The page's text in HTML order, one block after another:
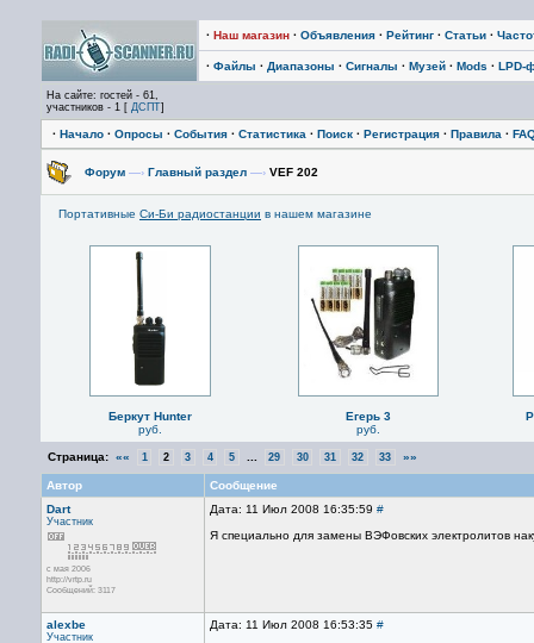
· Наш магазин · Объявления · Рейтинг · Статьи ·
· Файлы · Диапазоны · Сигналы · Музей · Mods · LPD-
На сайте: гостей - 61,
участников - 1 [ ДСПТ]
· Начало · Опросы · События · Статистика · Поиск · Регистрация · Правила ·
Форум —› Главный раздел —› VEF 202
Портативные Си-Би радиостанции в нашем магазине
Беркут Hunter
руб.
Егерь 3
руб.
Страница: «« 1 2 3 4 5 29 30 31 32 33 »»
Автор
Сообщение
Dart
Участник
с мая 2006
http://vrtp.ru
Сообщений: 3117
Дата: 11 Июл 2008 16:35:59 #
Я специально для замены ВЭФовских электролитов
alexbe
Участник
Дата: 11 Июл 2008 16:53:35 #